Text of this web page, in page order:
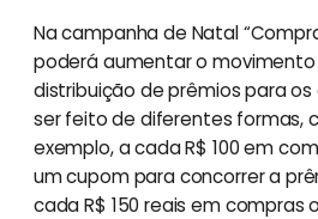
Na campanha de Natal
poderá aumentar o
distribuição de prêmios para os
ser feito de diferentes formas,
exemplo, a cada R$ 100 em
um cupom para concorrer a
cada R$ 150 reais em compras